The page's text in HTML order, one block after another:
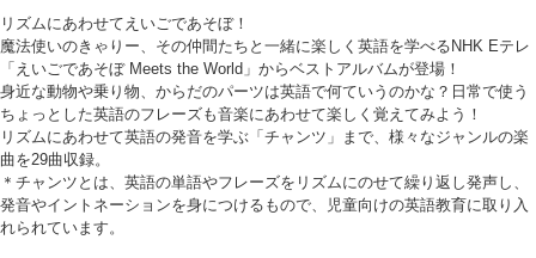
リズムにあわせてえいごであそぼ！
魔法使いのきゃりー、その仲間たちと一緒に楽しく英語を学べるNHK Eテレ
「えいごであそぼ Meets the World」からベストアルバムが登場！
身近な動物や乗り物、からだのパーツは英語で何ていうのかな？日常で使う
ちょっとした英語のフレーズも音楽にあわせて楽しく覚えてみよう！
リズムにあわせて英語の発音を学ぶ「チャンツ」まで、様々なジャンルの楽
曲を29曲収録。
＊チャンツとは、英語の単語やフレーズをリズムにのせて繰り返し発声し、
発音やイントネーションを身につけるもので、児童向けの英語教育に取り入
れられています。